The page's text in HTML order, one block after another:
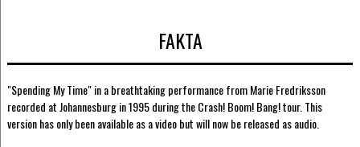
FAKTA
"Spending My Time" in a breathtaking performance from Marie Fredriksson
recorded at Johannesburg in 1995 during the Crash! Boom! Bang! tour. This
version has only been available as a video but will now be released as audio.